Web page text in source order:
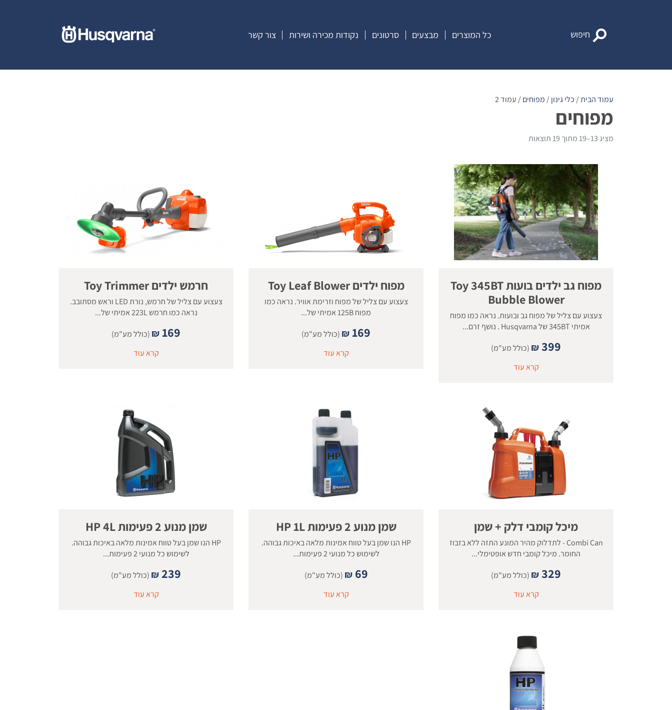
חיפוש כל המוצרים מבצעים סרטונים נקודות מכירה ושירות צור קשר
עמוד הבית/ כלי גינון/ מפוחים/ עמוד 2
מפוחים
מציג 13–19 מתוך 19 תוצאות
מפוח גב ילדים בועות Toy 345BT
Bubble Blower
צעצוע עם צליל של מפוח גב ובועות. נראה כמו מפוח
אמיתי 345BT של Husqvarna . נושף זרם...
₪399
(כולל מע"מ)
קרא עוד
מפוח ילדים Toy Leaf Blower
צעצוע עם צליל של מפוח וזרימת אוויר. נראה כמו
מפוח 125B אמיתי של...
₪ 169
(כולל מע"מ)
קרא עוד
חרמש ילדים Toy Trimmer
צעצוע עם צליל של חרמש, נורת LED וראש מסתובב.
נראה כמו חרמש 223L אמיתי של...
₪ 169
(כולל מע"מ)
קרא עוד
מיכל קומבי דלק + שמן
Combi Can - לתדלוק מהיר המונע התזה ללא בזבוז
החומר. מיכל קומבי חדש אופטימלי...
₪329
(כולל מע"מ)
קרא עוד
שמן מנוע 2 פעימות HP 1L
HP הנו שמן בעל טווח אמינות מלאה באיכות גבוהה.
לשימוש כל מנועי 2 פעימות...
₪ 69
(כולל מע"מ)
קרא עוד
שמן מנוע 2 פעימות HP 4L
HP הנו שמן בעל טווח אמינות מלאה באיכות גבוהה.
לשימוש כל מנועי 2 פעימות...
₪ 239
(כולל מע"מ)
קרא עוד